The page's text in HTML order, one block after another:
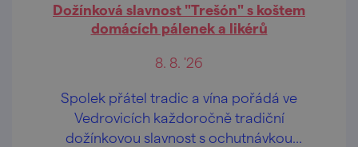
Dožínková slavnost "Trešón" s koštem
domácích pálenek a likérů
8. 8. '26
Spolek přátel tradic a vína pořádá ve
Vedrovicích každoročně tradiční
dožínkovou slavnost s ochutnávkou